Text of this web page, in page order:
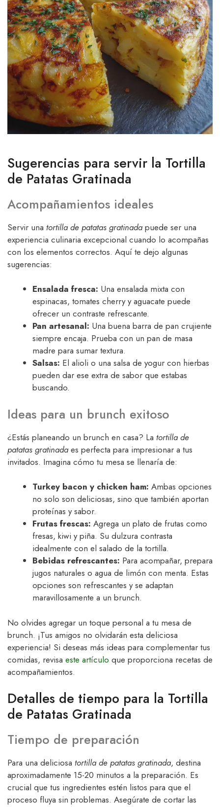
Sugerencias para servir la Tortilla
de Patatas Gratinada
Acompañamientos ideales
Servir una tortilla de patatas gratinada puede ser una
experiencia culinaria excepcional cuando lo acompañas
con los elementos correctos. Aquí te dejo algunas
sugerencias:
Ensalada fresca: Una ensalada mixta con
espinacas, tomates cherry y aguacate puede
ofrecer un contraste refrescante.
Pan artesanal: Una buena barra de pan crujiente
siempre encaja. Prueba con un pan de masa
madre para sumar textura.
Salsas: El alioli o una salsa de yogur con hierbas
pueden dar ese extra de sabor que estabas
buscando.
Ideas para un brunch exitoso
¿Estás planeando un brunch en casa? La tortilla de
patatas gratinada es perfecta para impresionar a tus
invitados. Imagina cómo tu mesa se llenaría de:
Turkey bacon y chicken ham: Ambas opciones
no solo son deliciosas, sino que también aportan
proteínas y sabor.
Frutas frescas: Agrega un plato de frutas como
fresas, kiwi y piña. Su dulzura contrasta
idealmente con el salado de la tortilla.
Bebidas refrescantes: Para acompañar, prepara
jugos naturales o agua de limón con menta. Estas
opciones son refrescantes y se adaptan
maravillosamente a un brunch.
No olvides agregar un toque personal a tu mesa de
brunch. ¡Tus amigos no olvidarán esta deliciosa
experiencia! Si deseas más ideas para complementar tus
comidas, revisa este artículo que proporciona recetas de
acompañamientos.
Detalles de tiempo para la Tortilla
de Patatas Gratinada
Tiempo de preparación
Para una deliciosa tortilla de patatas gratinada, destina
aproximadamente 15-20 minutos a la preparación. Es
crucial que tus ingredientes estén listos para que el
proceso fluya sin problemas. Asegúrate de cortar las